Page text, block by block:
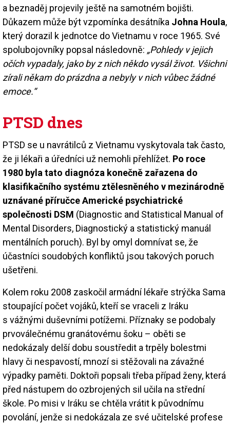
a beznaděj projevily ještě na samotném bojišti.
Důkazem může být vzpomínka desátníka Johna Houla,
který dorazil k jednotce do Vietnamu v roce 1965. Své
spolubojovníky popsal následovně: „Pohledy v jejich
očích vypadaly, jako by z nich někdo vysál život. Všichni
zírali někam do prázdna a nebyly v nich vůbec žádné
emoce.“
PTSD dnes
PTSD se u navrátilců z Vietnamu vyskytovala tak často,
že ji lékaři a úředníci už nemohli přehlížet. Po roce
1980 byla tato diagnóza konečně zařazena do
klasifikačního systému ztělesněného v mezinárodně
uznávané příručce Americké psychiatrické
společnosti DSM (Diagnostic and Statistical Manual of
Mental Disorders, Diagnostický a statistický manuál
mentálních poruch). Byl by omyl domnívat se, že
účastníci soudobých konfliktů jsou takových poruch
ušetřeni.
Kolem roku 2008 zaskočil armádní lékaře strýčka Sama
stoupající počet vojáků, kteří se vraceli z Iráku
s vážnými duševními potížemi. Příznaky se podobaly
prvoválečnému granátovému šoku – oběti se
nedokázaly delší dobu soustředit a trpěly bolestmi
hlavy či nespavostí, mnozí si stěžovali na závažné
výpadky paměti. Doktoři popsali třeba případ ženy, která
před nástupem do ozbrojených sil učila na střední
škole. Po misi v Iráku se chtěla vrátit k původnímu
povolání, jenže si nedokázala ze své učitelské profese